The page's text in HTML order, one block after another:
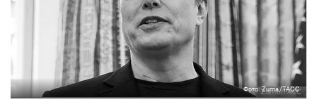
Фото: Zuma/ТАСС